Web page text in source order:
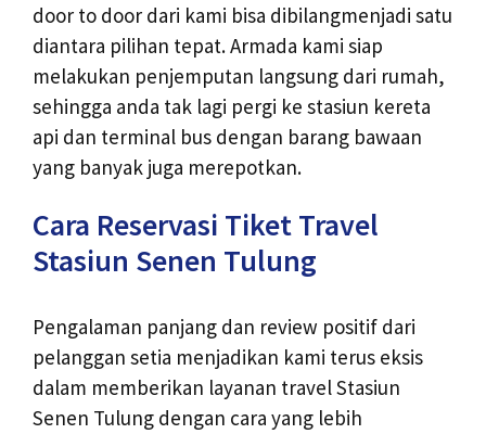
door to door dari kami bisa dibilangmenjadi satu
diantara pilihan tepat. Armada kami siap
melakukan penjemputan langsung dari rumah,
sehingga anda tak lagi pergi ke stasiun kereta
api dan terminal bus dengan barang bawaan
yang banyak juga merepotkan.
Cara Reservasi Tiket Travel
Stasiun Senen Tulung
Pengalaman panjang dan review positif dari
pelanggan setia menjadikan kami terus eksis
dalam memberikan layanan travel Stasiun
Senen Tulung dengan cara yang lebih